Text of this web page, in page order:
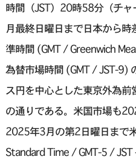
時間（JST）20時58分（チ
月最終日曜日まで日本から
準時間 (GMT / Greenwich
為替市場時間 (GMT / JST-9)
ス円を中心とした東京外為
の通りである。米国市場も
2025年3月の第2日曜日まで
Standard Time / GMT-5 /